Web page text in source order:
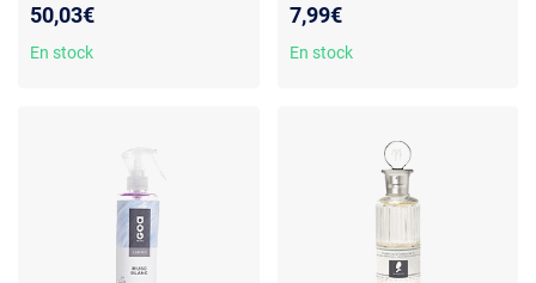
Recharge Goatier
50,03€
En stock
MAISON
7,99€
En stock